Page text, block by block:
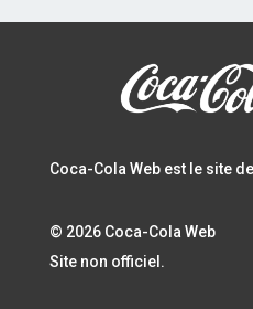
Coca-Cola Web est le site
© 2026 Coca-Cola Web
Site non officiel.